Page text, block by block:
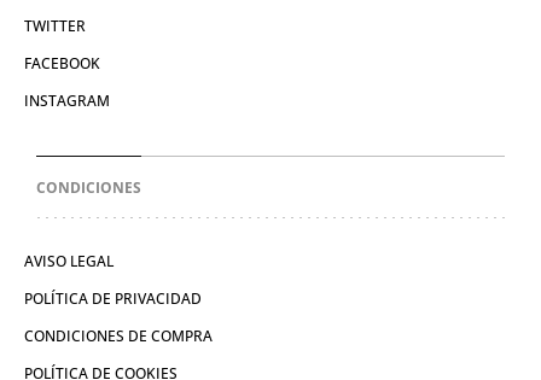
TWITTER
FACEBOOK
INSTAGRAM
CONDICIONES
AVISO LEGAL
POLÍTICA DE PRIVACIDAD
CONDICIONES DE COMPRA
POLÍTICA DE COOKIES